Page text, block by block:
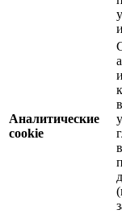
Аналитические
cookie